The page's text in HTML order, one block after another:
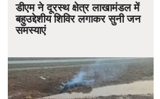
डीएम ने दूरस्थ क्षेत्र लाखामंडल में
बहुउद्देशीय शिविर लगाकर सुनी जन
समस्याएं